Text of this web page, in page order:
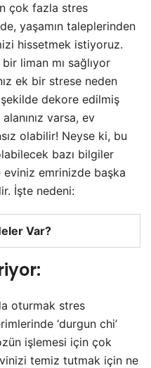
çok fazla stres
yaşamın taleplerinden
hissetmek istiyoruz.
liman mı sağlıyor
ek bir strese neden
dekore edilmiş
varsa, ev
olabilir! Neyse ki, bu
bazı bilgiler
eviniz emrinizde başka
İşte nedeni:
Var?
oturmak stres
‘durgun chi’
işlemesi için çok
temiz tutmak için ne